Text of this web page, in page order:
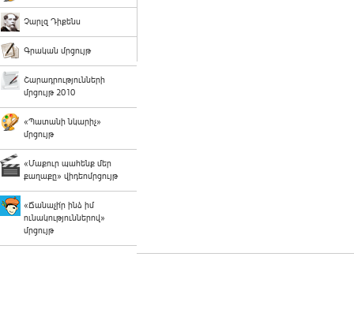
Չարլզ Դիքենս
Գրական մրցույթ
Շարադրությունների
մրցույթ 2010
«Պատանի նկարիչ»
մրցույթ
«Մաքուր պահենք մեր
քաղաքը» վիդեոմրցույթ
«Ճանաչի՛ր ինձ իմ
ունակություններով»
մրցույթ